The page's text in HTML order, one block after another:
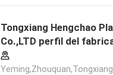
Tongxiang Hengchao
Co.,LTD perfil del